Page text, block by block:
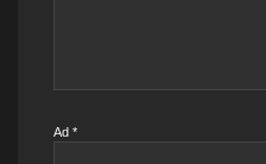
Ad *